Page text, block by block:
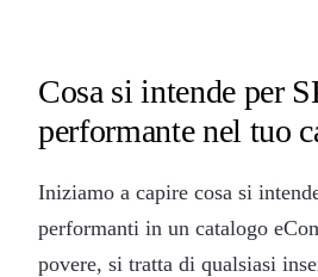
Cosa si intende per
performante nel tuo
Iniziamo a capire cosa si
performanti in un catalogo
povere, si tratta di qualsiasi